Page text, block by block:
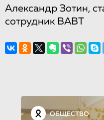
Александр Зотин,
сотрудник ВАВТ
ОБЩЕСТВО